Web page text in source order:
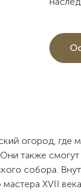
огород, где
также
собора.
XVII